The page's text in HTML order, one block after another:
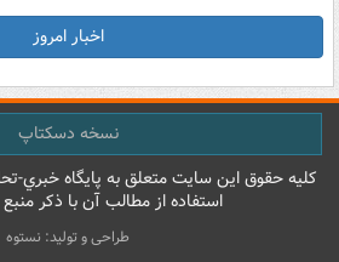
اخبار امروز
نسخه دسکتاپ
کليه حقوق اين سايت متعلق به پایگاه خبري-
استفاده از مطالب آن با ذکر
طراحی و تولید: نستوه